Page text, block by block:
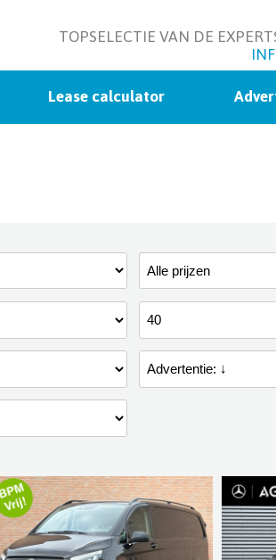
TOPSELECTIE VAN DE
Lease calculator